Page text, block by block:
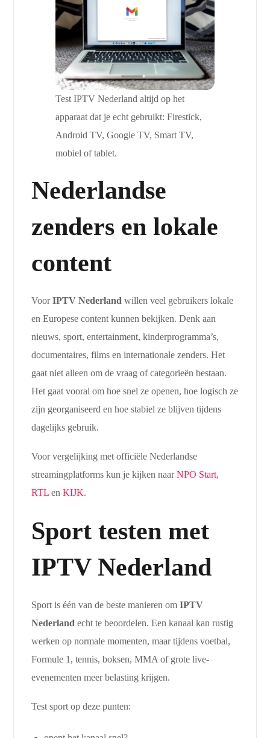
Test IPTV Nederland altijd op het
apparaat dat je echt gebruikt: Firestick,
Android TV, Google TV, Smart TV,
mobiel of tablet.
Nederlandse
zenders en lokale
content
VoorIPTV Nederland willen veel gebruikers lokale
en Europese content kunnen bekijken. Denk aan
nieuws, sport, entertainment, kinderprogramma’s,
documentaires, films en internationale zenders. Het
gaat niet alleen om de vraag of categorieën bestaan.
Het gaat vooral om hoe snel ze openen, hoe logisch ze
zijn georganiseerd en hoe stabiel ze blijven tijdens
dagelijks gebruik.
Voor vergelijking met officiële Nederlandse
streamingplatforms kun je kijken naarNPO Start,
RTL enKIJK.
Sport testen met
IPTV Nederland
Sport is één van de beste manieren omIPTV
Nederland echt te beoordelen. Een kanaal kan rustig
werken op normale momenten, maar tijdens voetbal,
Formule 1, tennis, boksen, MMA of grote live-
evenementen meer belasting krijgen.
Test sport op deze punten: